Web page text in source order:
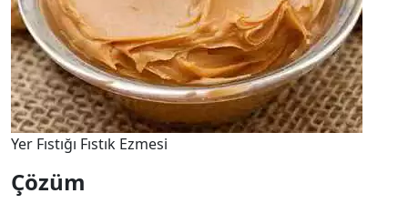
Yer Fıstığı Fıstık Ezmesi
Çözüm